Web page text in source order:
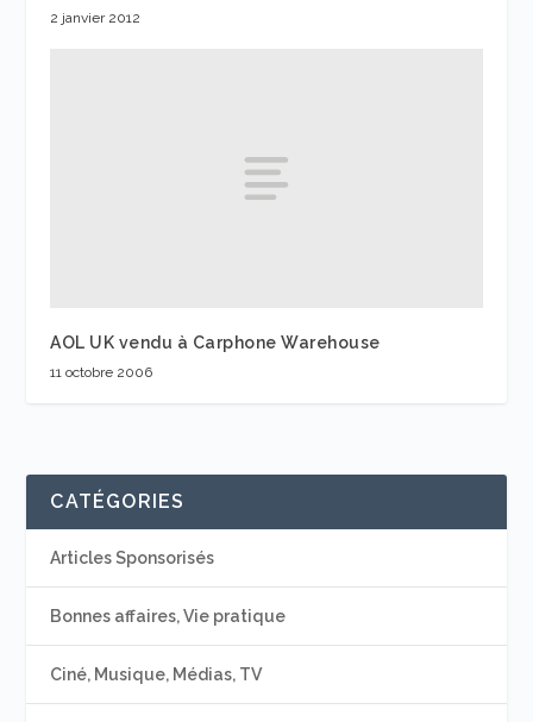
2 janvier 2012
AOL UK vendu à Carphone Warehouse
11 octobre 2006
CATÉGORIES
Articles Sponsorisés
Bonnes affaires, Vie pratique
Ciné, Musique, Médias, TV